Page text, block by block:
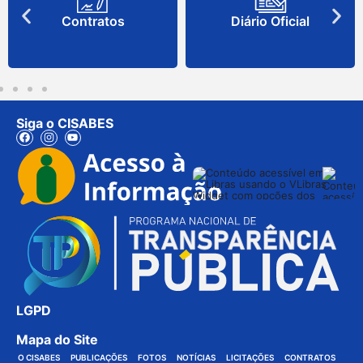
Contratos Diário Oficial
Siga o CISABES
LGPD
Mapa do Site
O CISABES PUBLICAÇÕES FOTOS NOTÍCIAS LICITAÇÕES CONTRATOS